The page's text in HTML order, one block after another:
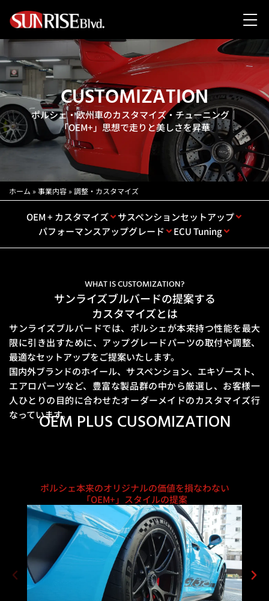
CUSTOMIZATION
ポルシェ・欧州車のカスタマイズ・チューニング｜
「OEM+」思想で走りと美しさを昇華
ホーム »事業内容 »調整・カスタマイズ
OEM + カスタマイズ
サスペンションセットアップ
パフォーマンスアップグレード
ECU Tuning
WHAT IS CUSTOMIZATION?
サンライズブルバードの提案する
カスタマイズとは
サンライズブルバードでは、ポルシェが本来持つ性能を最大
限に引き出すために、 アップグレードパーツの取付や調整、
最適なセットアップをご提案いたします。
国内外ブランドのホイール、サスペンション、エキゾースト、
エアロパーツなど、豊富な製品群の中から厳選し、 お客様一
人ひとりの目的に合わせたオーダーメイドのカスタマイズ行
なっています。
OEM PLUS CUSOMIZATION
ポルシェ本来のオリジナルの価値を損なわない
「OEM+」スタイルの提案